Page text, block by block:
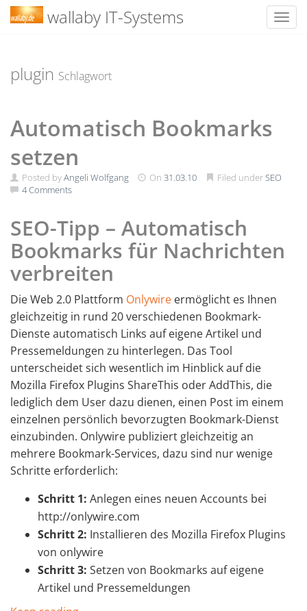
content
wallaby IT-Systems
plugin Schlagwort
Automatisch Bookmarks
setzen
Posted byAngeli Wolfgang On 31.03.10 Filed underSEO
4 Comments
SEO-Tipp – Automatisch
Bookmarks für Nachrichten
verbreiten
Die Web 2.0 Plattform Onlywire ermöglicht es Ihnen
gleichzeitig in rund 20 verschiedenen Bookmark-
Dienste automatisch Links auf eigene Artikel und
Pressemeldungen zu hinterlegen. Das Tool
unterscheidet sich wesentlich im Hinblick auf die
Mozilla Firefox Plugins ShareThis oder AddThis, die
lediglich dem User dazu dienen, einen Post im einem
einzelnen persönlich bevorzugten Bookmark-Dienst
einzubinden. Onlywire publiziert gleichzeitig an
mehrere Bookmark-Services, dazu sind nur wenige
Schritte erforderlich:
Schritt 1: Anlegen eines neuen Accounts bei
http://onlywire.com
Schritt 2: Installieren des Mozilla Firefox Plugins
von onlywire
Schritt 3: Setzen von Bookmarks auf eigene
Artikel und Pressemeldungen